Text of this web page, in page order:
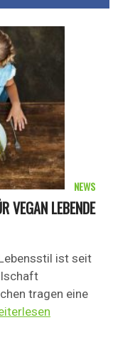
VEGAN LEBENDE
ist seit
tragen eine
NEWS